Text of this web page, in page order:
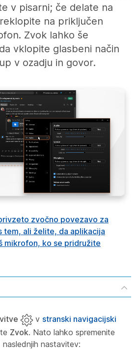
v pisarni; če delate na
na priključen
Zvok lahko še
vklopite glasbeni način
v ozadju in govor.
zvočno povezavo za
tem, ali želite, da aplikacija
mikrofon, ko se pridružite
v stranski navigacijski
Zvok. Nato lahko spremenite
nastavitev: